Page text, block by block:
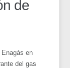
de
en
del gas